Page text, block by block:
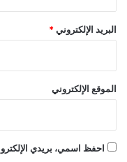
البريد الإلكتروني*
الموقع الإلكتروني
احفظ اسمي، بريدي